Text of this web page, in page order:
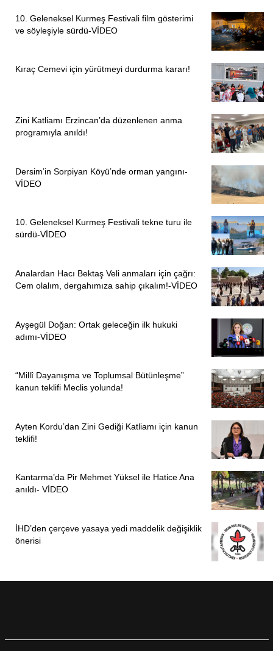
10. Geleneksel Kurmeş Festivali film gösterimi
ve söyleşiyle sürdü-VİDEO
Kıraç Cemevi için yürütmeyi durdurma kararı!
Zini Katliamı Erzincan’da düzenlenen anma
programıyla anıldı!
Dersim’in Sorpiyan Köyü’nde orman yangını-
VİDEO
10. Geleneksel Kurmeş Festivali tekne turu ile
sürdü-VİDEO
Analardan Hacı Bektaş Veli anmaları için çağrı:
Cem olalım, dergahımıza sahip çıkalım!-VİDEO
Ayşegül Doğan: Ortak geleceğin ilk hukuki
adımı-VİDEO
“Millî Dayanışma ve Toplumsal Bütünleşme”
kanun teklifi Meclis yolunda!
Ayten Kordu’dan Zini Gediği Katliamı için kanun
teklifi!
Kantarma’da Pir Mehmet Yüksel ile Hatice Ana
anıldı- VİDEO
İHD’den çerçeve yasaya yedi maddelik değişiklik
önerisi